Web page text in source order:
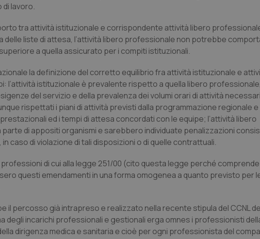
di lavoro.
tra attività istituzionale e corrispondente attività libero
liste di attesa, l’attività libero professionale non potrebbe
a quella assicurato per i compiti istituzionali.
la definizione del corretto equilibrio fra attività istituzionale e
l’attività istituzionale è prevalente rispetto a quella libero
del servizio e della prevalenza dei volumi orari di attività
rispettati i piani di attività previsti dalla programmazione regionale e
ed i tempi di attesa concordati con le equipe; l’attività libero
di appositi organismi e sarebbero individuate penalizzazioni
caso di violazione di tali disposizioni o di quelle contrattuali.
di cui alla legge 251/00 (cito questa legge perché
questi emendamenti in una forma omogenea a quanto previsto per
il percosso già intrapreso e realizzato nella recente stipula del CCNL
degli incarichi professionali e gestionali erga omnes i professionisti
dirigenza medica e sanitaria e cioè per ogni professionista del
buon esempio è mantenere uno
un utente tra le pagine.
.quotidianosanita.it
1 anno 1
mese
Questo cookie viene utilizzato
per mantenere lo stato della
Fornitore/
Dominio
Scadenza Descrizione
.quotidianosanita.it
1 anno 1
mese
Questo cookie viene utilizzato da Google
lo stato della sessione.
Fornitore/ Dominio Scadenza
Descrizione
.youtube.com
settimane
Questo cookie è impostato da Youtube
delle preferenze dell'utente per i video di
nei siti; può anche determinare se il
utilizzando la nuova o la vecchia versione
Youtube.
YNID
.youtube.com
5 mesi 4
Questo cookie è impostato da Youtube
utilizzando la nuova o la vecchia versione
Youtube.
.youtube.com
5 mesi 4
settimane
Questo cookie è impostato da YouTube
dell'autenticazione e della
utente
sites-
www.quotidianosanita.it
4
Questo cookie è impostato